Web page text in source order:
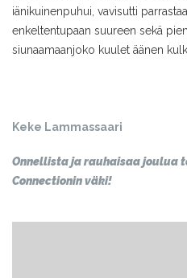
iänikuinenpuhui, vavisutti
enkeltentupaan suureen sekä
siunaamaanjoko kuulet äänen
Keke Lammassaari
Onnellista ja rauhaisaa joulua
Connectionin väki!